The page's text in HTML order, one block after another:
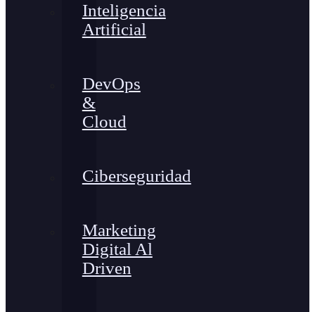
Inteligencia
Artificial
DevOps
&
Cloud
Ciberseguridad
Marketing
Digital Al
Driven